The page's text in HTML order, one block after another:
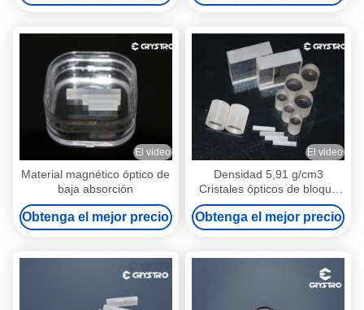
El video
Material magnético óptico de
baja absorción
Obtenga el mejor precio
El video
Densidad 5,91 g/cm3
Cristales ópticos de bloque
TSAG
Obtenga el mejor precio